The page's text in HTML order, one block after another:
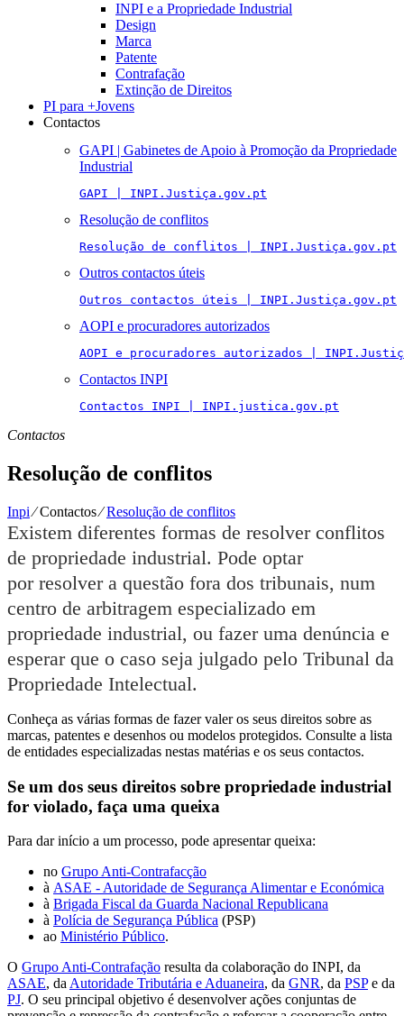
INPI e a Propriedade Industrial
Design
Marca
Patente
Contrafação
Extinção de Direitos
PI para +Jovens
Contactos
GAPI | Gabinetes de Apoio à Promoção da Propriedade
Industrial
GAPI | INPI.Justiça.gov.pt
Resolução de conflitos
Resolução de conflitos | INPI.Justiça.gov.pt
Outros contactos úteis
Outros contactos úteis | INPI.Justiça.gov.pt
AOPI e procuradores autorizados
AOPI e procuradores autorizados |
Contactos INPI
Contactos INPI | INPI.justica.gov.pt
Contactos
Resolução de conflitos
Inpi⁄Contactos⁄Resolução de conflitos
Existem diferentes formas de resolver conflitos
de propriedade industrial. Pode optar
por resolver a questão fora dos tribunais, num
centro de arbitragem especializado em
propriedade industrial, ou fazer uma denúncia e
esperar que o caso seja julgado pelo Tribunal da
Propriedade Intelectual.
Conheça as várias formas de fazer valer os seus direitos sobre as
marcas, patentes e desenhos ou modelos protegidos. Consulte a lista
de entidades especializadas nestas matérias e os seus contactos.
Se um dos seus direitos sobre propriedade industrial
for violado, faça uma queixa
Para dar início a um processo, pode apresentar queixa:
no Grupo Anti-Contrafacção
à ASAE - Autoridade de Segurança Alimentar e Económica
à Brigada Fiscal da Guarda Nacional Republicana
à Polícia de Segurança Pública (PSP)
ao Ministério Público.
O Grupo Anti-Contrafação resulta da colaboração do INPI, da
ASAE, da Autoridade Tributária e Aduaneira, da GNR, da PSPe da
PJ. O seu principal objetivo é desenvolver ações conjuntas de